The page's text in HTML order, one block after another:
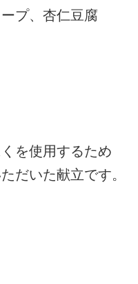
プ、杏仁豆腐
を使用するため
だいた献立です。